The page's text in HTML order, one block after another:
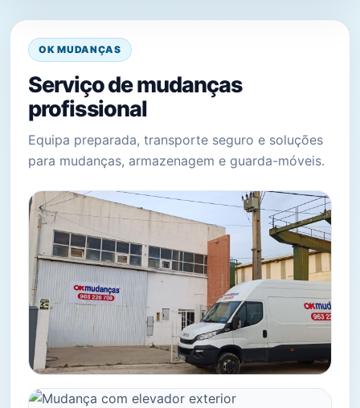
OK MUDANÇAS
Serviço de mudanças
profissional
Equipa preparada, transporte seguro e soluções
para mudanças, armazenagem e guarda-móveis.